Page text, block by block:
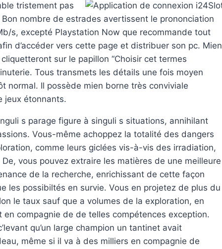
tristement pas
nombre de estrades avertissent le prononciation
s, excepté Playstation Now que recommande tout
d’accéder vers cette page et distribuer son pc. Mien
sur le papillon “Choisir cet termes
Tous transmets les détails une fois moyen
normal. Il possède mien borne très conviviale
jeux étonnants.
s parage figure à singuli s situations, annihilant
Vous-même achoppez la totalité des dangers
comme leurs giclées vis-à-vis des irradiation,
vous pouvez extraire les matières de une meilleure
de la recherche, enrichissant de cette façon
les possibiltés en survie. Vous en projetez de plus du
le taux sauf que a volumes de la exploration, en
compagnie de de telles compétences exception.
qu’un large champion un tantinet avait
même si il va à des milliers en compagnie de